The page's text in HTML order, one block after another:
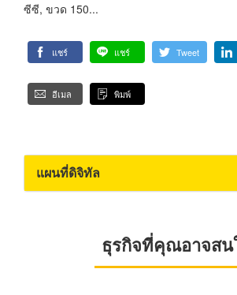
ซีซี, ขวด 150...
แชร์ แชร์ Tweet
อีเมล พิมพ์
แผนที่ดิจิทัล
ธุรกิจที่คุณอาจสน